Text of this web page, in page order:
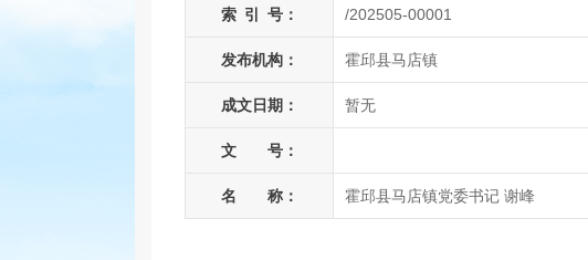
索 引 号： /202505-00001
发布机构： 霍邱县马店镇
成文日期： 暂无
文 号：
名 称： 霍邱县马店镇党委书记 谢峰